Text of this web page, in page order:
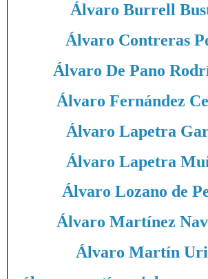
Álvaro Burrell
Álvaro Contreras
Álvaro De Pano
Álvaro Fernández
Álvaro Lapetra
Álvaro Lapetra
Álvaro Lozano de
Álvaro Martínez
Álvaro Martín